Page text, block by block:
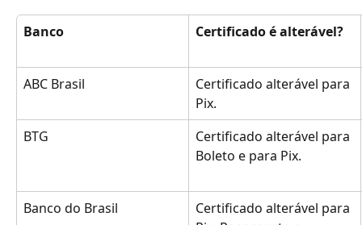
Banco Certificado é alterável?
ABC Brasil
Certificado alterável para
Pix.
BTG
Certificado alterável para
Boleto e para Pix.
Banco do Brasil
Certificado alterável para